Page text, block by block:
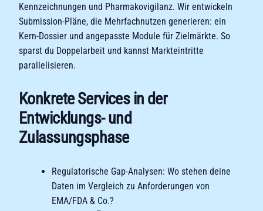
Kennzeichnungen und Pharmakovigilanz. Wir entwickeln
Submission-Pläne, die Mehrfachnutzen generieren: ein
Kern-Dossier und angepasste Module für Zielmärkte. So
sparst du Doppelarbeit und kannst Markteintritte
parallelisieren.
Konkrete Services in der
Entwicklungs- und
Zulassungsphase
Regulatorische Gap-Analysen: Wo stehen deine
Daten im Vergleich zu Anforderungen von
EMA/FDA & Co.?